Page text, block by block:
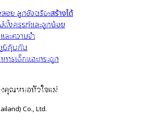
สารอาหารสำคัญในนมแม่ HMOs
เอลเดอร์เบอร์รี Elderberry
เบต้ากลูแคน Beta-glucan Wellmune
KII 6+ เพิ่มความสูง
Cal-D-KII 6+
สารสกัดจากข้าวโพด Calcium L-Threonate
● วิตามิน K2
รดอะมิโนจำเป็น L-Arginine
ร์มา กาบา Pharma GABA
เสริมความสูงลูก
Shake โปรตีนเชคเร่งสูง
วิตามินเสริมการเจริญเติบโต